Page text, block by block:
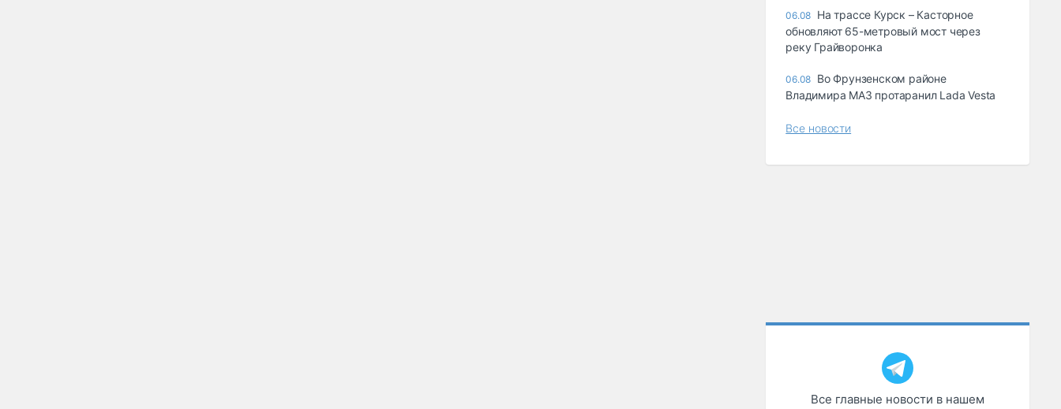
06.08 На трассе Курск – Касторное
обновляют 65-метровый мост через
реку Грайворонка
06.08 Во Фрунзенском районе
Владимира МАЗ протаранил Lada Vesta
Все новости
Все главные новости в нашем